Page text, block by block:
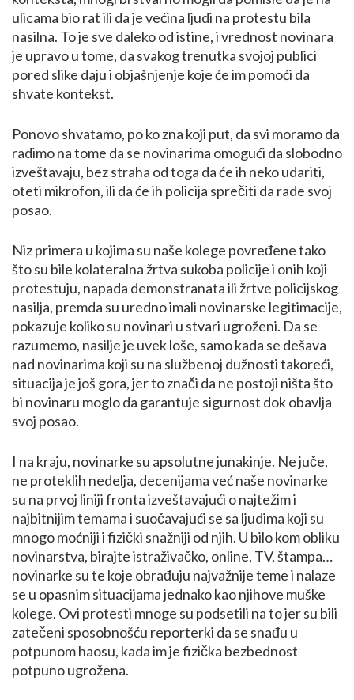
ulicama bio rat ili da je većina ljudi na protestu bila
nasilna. To je sve daleko od istine, i vrednost novinara
je upravo u tome, da svakog trenutka svojoj publici
pored slike daju i objašnjenje koje će im pomoći da
shvate kontekst.
Ponovo shvatamo, po ko zna koji put, da svi moramo da
radimo na tome da se novinarima omogući da slobodno
izveštavaju, bez straha od toga da će ih neko udariti,
oteti mikrofon, ili da će ih policija sprečiti da rade svoj
posao.
Niz primera u kojima su naše kolege povređene tako
što su bile kolateralna žrtva sukoba policije i onih koji
protestuju, napada demonstranata ili žrtve policijskog
nasilja, premda su uredno imali novinarske legitimacije,
pokazuje koliko su novinari u stvari ugroženi. Da se
razumemo, nasilje je uvek loše, samo kada se dešava
nad novinarima koji su na službenoj dužnosti takoreći,
situacija je još gora, jer to znači da ne postoji ništa što
bi novinaru moglo da garantuje sigurnost dok obavlja
svoj posao.
I na kraju, novinarke su apsolutne junakinje. Ne juče,
ne proteklih nedelja, decenijama već naše novinarke
su na prvoj liniji fronta izveštavajući o najtežim i
najbitnijim temama i suočavajući se sa ljudima koji su
mnogo moćniji i fizički snažniji od njih. U bilo kom obliku
novinarstva, birajte istraživačko, online, TV, štampa…
novinarke su te koje obrađuju najvažnije teme i nalaze
se u opasnim situacijama jednako kao njihove muške
kolege. Ovi protesti mnoge su podsetili na to jer su bili
zatečeni sposobnošću reporterki da se snađu u
potpunom haosu, kada im je fizička bezbednost
potpuno ugrožena.